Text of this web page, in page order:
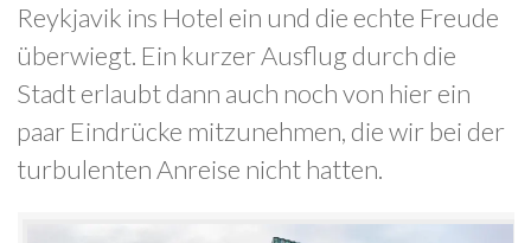
Reykjavik ins Hotel ein und die echte Freude
überwiegt. Ein kurzer Ausflug durch die
Stadt erlaubt dann auch noch von hier ein
paar Eindrücke mitzunehmen, die wir bei der
turbulenten Anreise nicht hatten.